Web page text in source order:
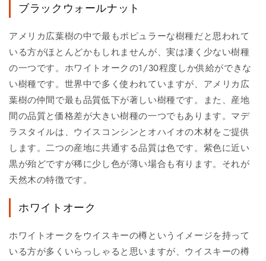
ブラックウォールナット
アメリカ広葉樹の中で最もポピュラーな樹種だと思われて
いる方がほとんどかもしれませんが、実は凄く少ない樹種
の一つです。ホワイトオークの1/30程度しか供給ができな
い樹種です。世界中で多く使われていますが、アメリカ広
葉樹の仲間で最も品質低下が著しい樹種です。また、産地
間の品質と価格差が大きい樹種の一つでもあります。マデ
ラスタイルは、ウイスコンシンとオハイオの木材をご提供
します。二つの産地に共通する品質は色です。紫色に近い
黒が殆どですが稀に少し色が薄い場合も有ります。それが
天然木の特徴です。
ホワイトオーク
ホワイトオークをウイスキーの樽というイメージを持って
いる方が多くいらっしゃると思いますが、ウイスキーの樽